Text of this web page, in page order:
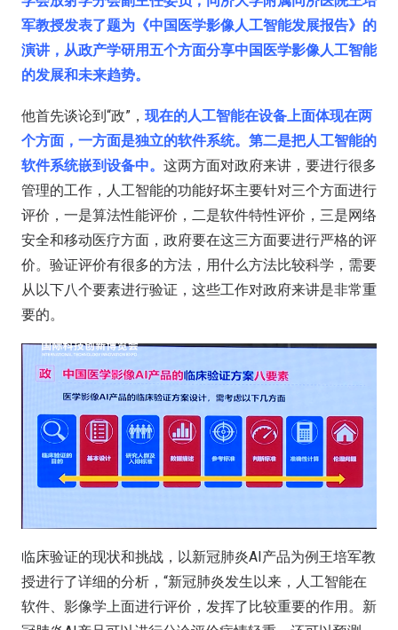
军教授发表了题为《中国医学影像人工智能发展报告》的
演讲，从政产学研用五个方面分享中国医学影像人工智能
的发展和未来趋势。
他首先谈论到“政”， 现在的人工智能在设备上面体现在两
个方面，一方面是独立的软件系统。第二是把人工智能的
软件系统嵌到设备中。 这两方面对政府来讲，要进行很多
管理的工作，人工智能的功能好坏主要针对三个方面进行
评价，一是算法性能评价，二是软件特性评价，三是网络
安全和移动医疗方面，政府要在这三方面要进行严格的评
价。验证评价有很多的方法，用什么方法比较科学，需要
从以下八个要素进行验证，这些工作对政府来讲是非常重
要的。
临床验证的现状和挑战，以新冠肺炎AI产品为例王培军教
授进行了详细的分析，“新冠肺炎发生以来，人工智能在
软件、影像学上面进行评价，发挥了比较重要的作用。新